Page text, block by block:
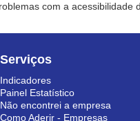
com a
Serviços
Indicadores
Painel Estatístico
Não encontrei a empresa
Como Aderir - Empresas